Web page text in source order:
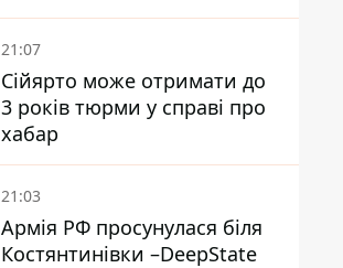
постраждалих
21:07
Сійярто може отримати до
3 років тюрми у справі про
хабар
21:03
Армія РФ просунулася біля
Костянтинівки –DeepState